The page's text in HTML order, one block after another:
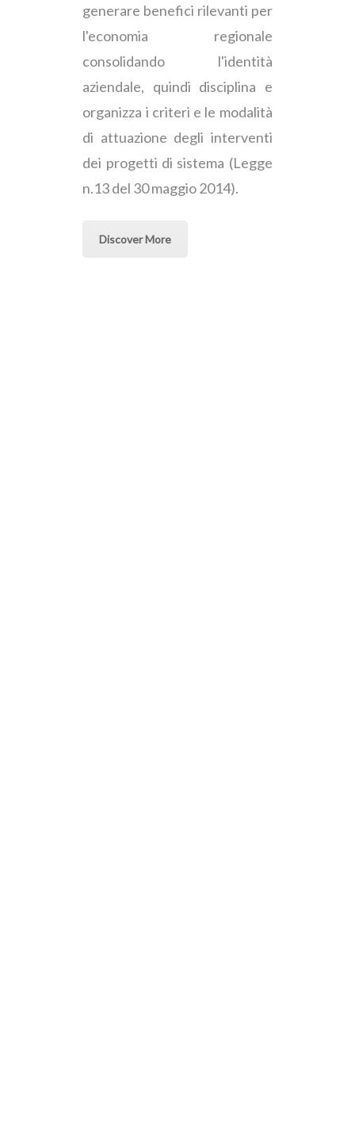
generare benefici rilevanti per
l'economia regionale
consolidando l'identità
aziendale, quindi disciplina e
organizza i criteri e le modalità
di attuazione degli interventi
dei progetti di sistema (Legge
n.13 del 30 maggio 2014).
Discover More